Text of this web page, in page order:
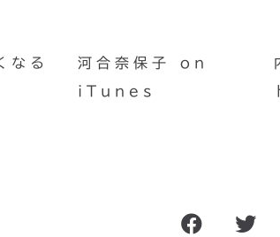
なる
河合奈保子 on
iTunes
フリーフォン Jabra